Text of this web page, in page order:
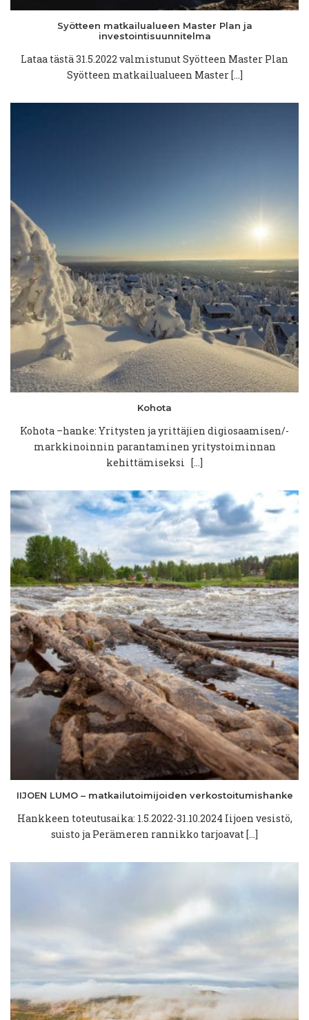
Syötteen matkailualueen Master Plan ja
investointisuunnitelma
Lataa tästä 31.5.2022 valmistunut Syötteen Master Plan
Syötteen matkailualueen Master […]
Kohota
Kohota –hanke: Yritysten ja yrittäjien digiosaamisen/-
markkinoinnin parantaminen yritystoiminnan
kehittämiseksi […]
IIJOEN LUMO – matkailutoimijoiden verkostoitumishanke
Hankkeen toteutusaika: 1.5.2022-31.10.2024 Iijoen vesistö,
suisto ja Perämeren rannikko tarjoavat […]